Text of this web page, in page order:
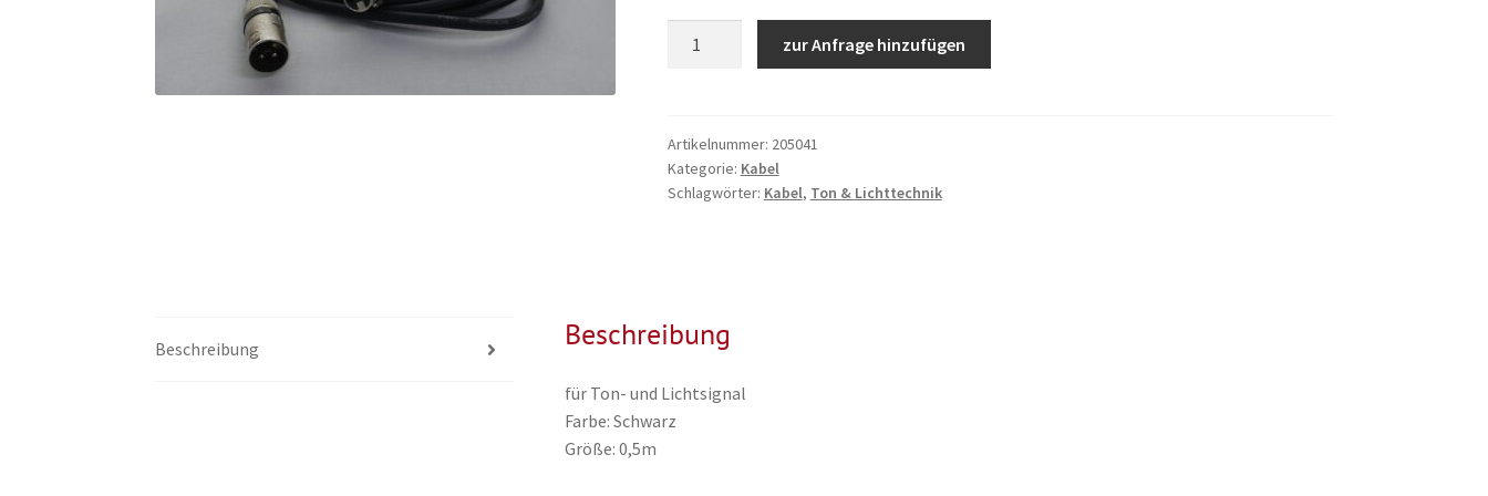
zur Anfrage hinzufügen
Artikelnummer: 205041
Kategorie: Kabel
Schlagwörter: Kabel, Ton & Lichttechnik
Beschreibung Beschreibung
für Ton- und Lichtsignal
Farbe: Schwarz
Größe: 0,5m